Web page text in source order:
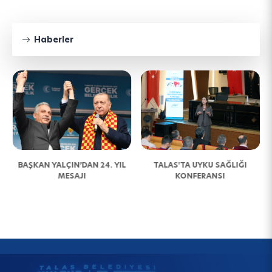
Haberler
BAŞKAN YALÇIN’DAN 24. YIL
MESAJI
TALAS'TA UYKU SAĞLIĞI
KONFERANSI